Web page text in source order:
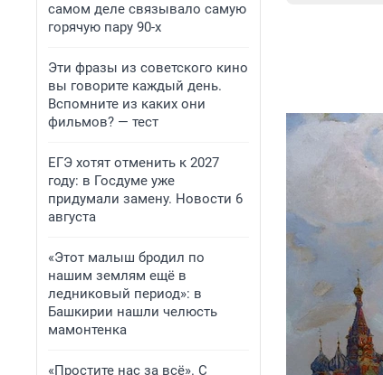
самом деле связывало самую
горячую пару 90-х
Эти фразы из советского кино
вы говорите каждый день.
Вспомните из каких они
фильмов? — тест
ЕГЭ хотят отменить к 2027
году: в Госдуме уже
придумали замену. Новости 6
августа
«Этот малыш бродил по
нашим землям ещё в
ледниковый период»: в
Башкирии нашли челюсть
мамонтенка
«Простите нас за всё». С